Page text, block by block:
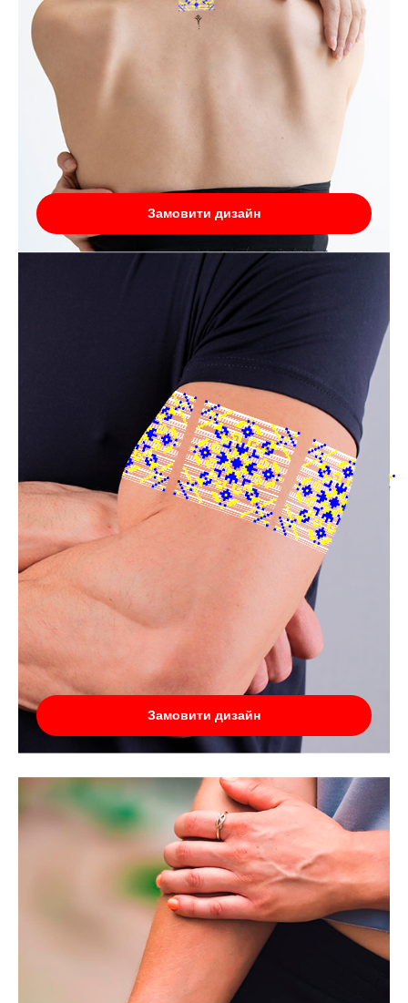
Замовити дизайн
Замовити дизайн